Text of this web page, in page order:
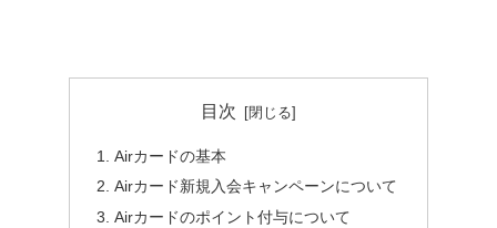
目次
Airカードの基本
Airカード新規入会キャンペーンについて
Airカードのポイント付与について